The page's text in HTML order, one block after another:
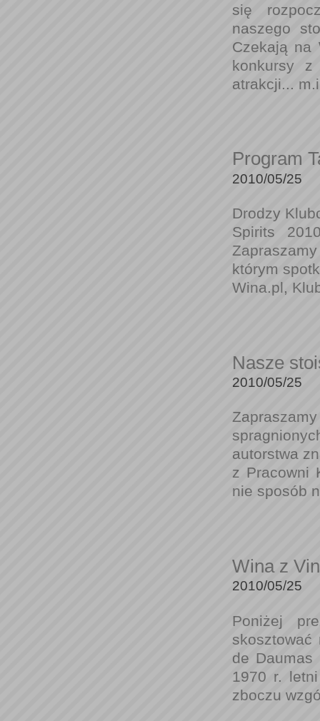
się
naszego
Czekają na
konkursy
atrakcji...
Program
2010/05/25
Drodzy
Spirits
którym
Wina.pl,
Nasze
2010/05/25
autorstwa
z Pracowni
nie sposób
Wina z
2010/05/25
Poniżej
skosztować
de Daumas
1970 r.
zboczu